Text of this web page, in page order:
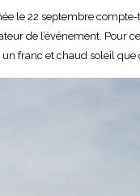
le 22 septembre
de l’événement. Pour
franc et chaud soleil que